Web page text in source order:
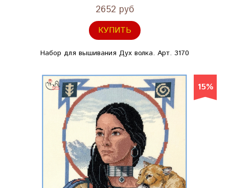
2652 руб
КУПИТЬ
Набор для вышивания Дух волка. Арт. 3170
15%